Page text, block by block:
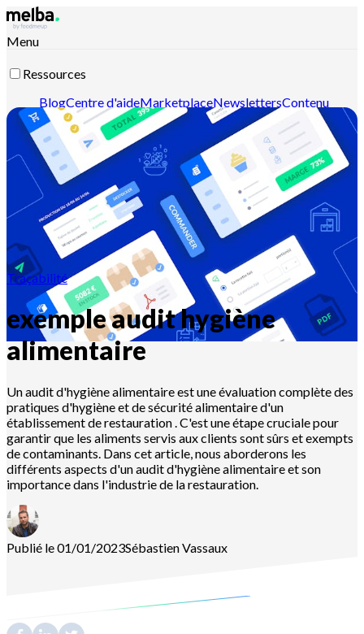
Menu
Ressources
BlogCentre d'aideMarketplaceNewslettersContenu
intelligentDocumentation APIDocumentation MCP
Contactez-nousDécouvrir melba
Traçabilité
exemple audit hygiène
alimentaire
Un audit d'hygiène alimentaire est une évaluation complète des
pratiques d'hygiène et de sécurité alimentaire d'un
établissement de restauration . C'est une étape cruciale pour
garantir que les aliments servis aux clients sont sûrs et exempts
de contaminants. Dans cet article, nous aborderons les
différents aspects d'un audit d'hygiène alimentaire et son
importance dans l'industrie de la restauration.
Publié le 01/01/2023SébastienVassaux